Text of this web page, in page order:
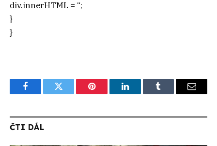
div.innerHTML = “;
}
}
FacebookTwitter Pinterest LinkedInTumblr Email
ČTI DÁL